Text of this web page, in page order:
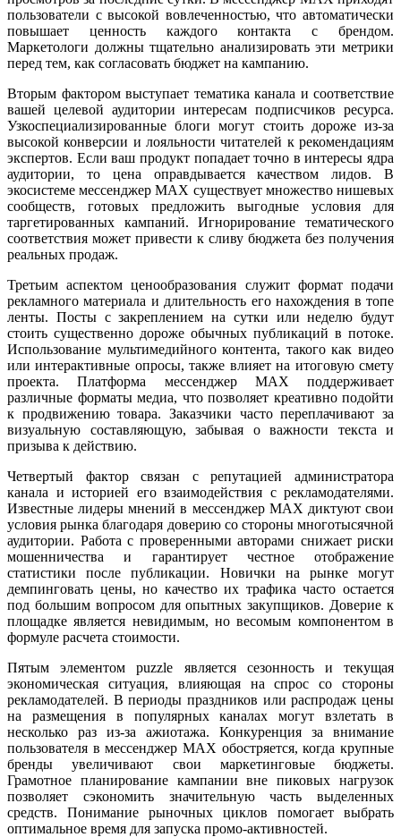
пользователи с высокой вовлеченностью, что автоматически
повышает ценность каждого контакта с брендом.
Маркетологи должны тщательно анализировать эти метрики
перед тем, как согласовать бюджет на кампанию.
Вторым фактором выступает тематика канала и соответствие
вашей целевой аудитории интересам подписчиков ресурса.
Узкоспециализированные блоги могут стоить дороже из-за
высокой конверсии и лояльности читателей к рекомендациям
экспертов. Если ваш продукт попадает точно в интересы ядра
аудитории, то цена оправдывается качеством лидов. В
экосистеме мессенджер MAX существует множество нишевых
сообществ, готовых предложить выгодные условия для
таргетированных кампаний. Игнорирование тематического
соответствия может привести к сливу бюджета без получения
реальных продаж.
Третьим аспектом ценообразования служит формат подачи
рекламного материала и длительность его нахождения в топе
ленты. Посты с закреплением на сутки или неделю будут
стоить существенно дороже обычных публикаций в потоке.
Использование мультимедийного контента, такого как видео
или интерактивные опросы, также влияет на итоговую смету
проекта. Платформа мессенджер MAX поддерживает
различные форматы медиа, что позволяет креативно подойти
к продвижению товара. Заказчики часто переплачивают за
визуальную составляющую, забывая о важности текста и
призыва к действию.
Четвертый фактор связан с репутацией администратора
канала и историей его взаимодействия с рекламодателями.
Известные лидеры мнений в мессенджер MAX диктуют свои
условия рынка благодаря доверию со стороны многотысячной
аудитории. Работа с проверенными авторами снижает риски
мошенничества и гарантирует честное отображение
статистики после публикации. Новички на рынке могут
демпинговать цены, но качество их трафика часто остается
под большим вопросом для опытных закупщиков. Доверие к
площадке является невидимым, но весомым компонентом в
формуле расчета стоимости.
Пятым элементом puzzle является сезонность и текущая
экономическая ситуация, влияющая на спрос со стороны
рекламодателей. В периоды праздников или распродаж цены
на размещения в популярных каналах могут взлетать в
несколько раз из-за ажиотажа. Конкуренция за внимание
пользователя в мессенджер MAX обостряется, когда крупные
бренды увеличивают свои маркетинговые бюджеты.
Грамотное планирование кампании вне пиковых нагрузок
позволяет сэкономить значительную часть выделенных
средств. Понимание рыночных циклов помогает выбрать
оптимальное время для запуска промо-активностей.